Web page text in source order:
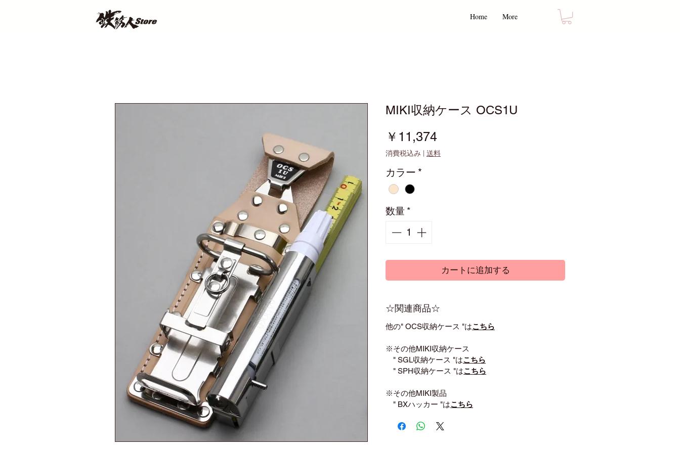
Home More
MIKI収納ケース OCS1U
￥11,374
格
消費税込み | 送料
カラー *
数量 *
カートに追加する
☆関連商品☆
他の" OCS収納ケース "はこちら
※その他MIKI収納ケース
" SGL収納ケース "はこちら
" SPH収納ケース "はこちら
※その他MIKI製品
" BXハッカー "はこちら